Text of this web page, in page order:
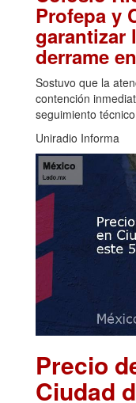
Profepa y
garantizar
derrame
Sostuvo que la
contención
seguimiento
Uniradio Informa
Precio
Ciudad